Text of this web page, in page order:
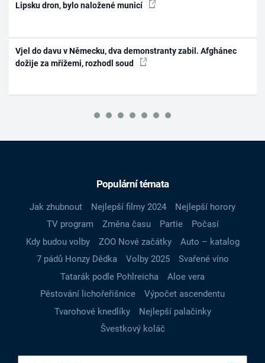
Lipsku dron, bylo naložené municí
Vjel do davu v Německu, dva demonstranty zabil. Afghánec
dožije za mřížemi, rozhodl soud
Populární témata
Jak zhubnout Nejlepší filmy 2024
Nejlepší horory
TV program
Změna času Partie
Počasí
Kdy budou volby
ZOO Nové začátky
Auto – katalog
7 pádů Honzy Dědka
Volby 2025
Svařené víno
Tatarák podle Pohlreicha
Aloe vera
Pěstování lichořeřišnice
Výpočet ascendentu
Tvarohové knedlíky
Nejlepší palačinky
Švestkový koláč